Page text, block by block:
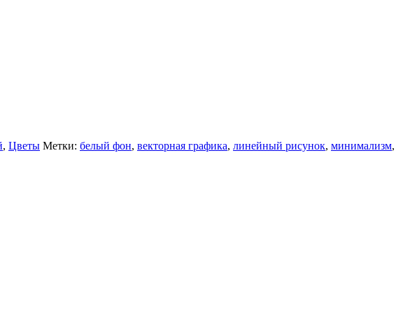
, Цветы Метки: белый фон, векторная графика, линейный рисунок, минимализм,